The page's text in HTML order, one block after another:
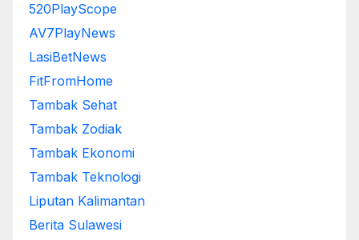
520PlayScope
AV7PlayNews
LasiBetNews
FitFromHome
Tambak Sehat
Tambak Zodiak
Tambak Ekonomi
Tambak Teknologi
Liputan Kalimantan
Berita Sulawesi